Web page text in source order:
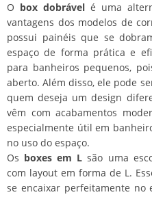
O box dobrável é uma
vantagens dos modelos de
possui painéis que se
espaço de forma prática e
para banheiros pequenos,
aberto. Além disso, ele pode
quem deseja um design
vêm com acabamentos
especialmente útil em
no uso do espaço.
Os boxes em L são uma
com layout em forma de L.
se encaixar perfeitamente no